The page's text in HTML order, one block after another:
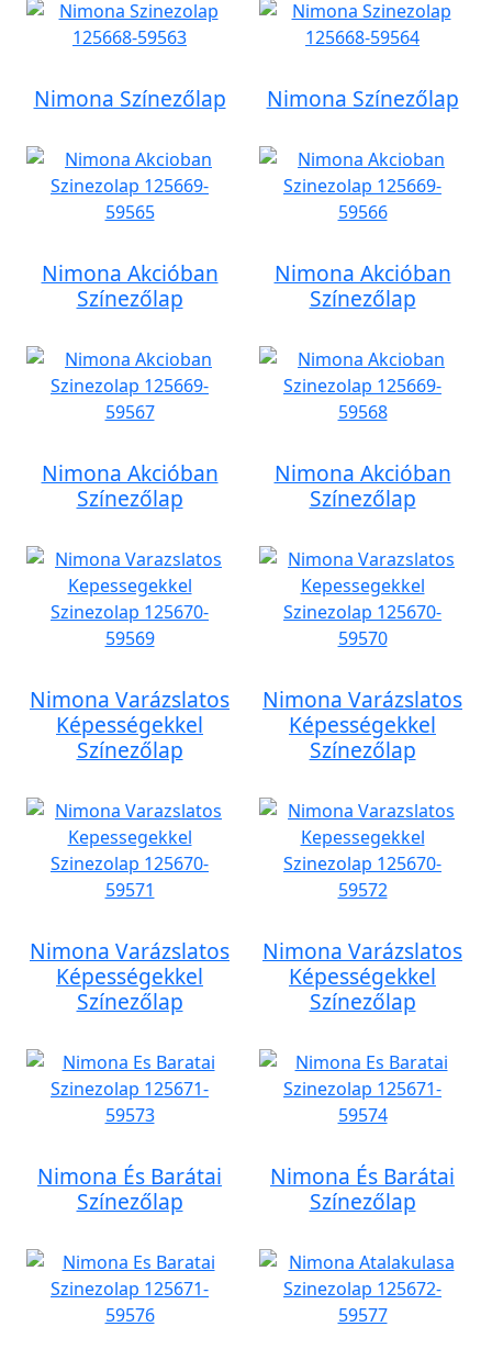
Nimona Színezőlap Nimona Színezőlap
Nimona Akcióban
Színezőlap
Nimona Akcióban
Színezőlap
Nimona Akcióban
Színezőlap
Nimona Akcióban
Színezőlap
Nimona Varázslatos
Képességekkel
Színezőlap
Nimona Varázslatos
Képességekkel
Színezőlap
Nimona Varázslatos
Képességekkel
Színezőlap
Nimona Varázslatos
Képességekkel
Színezőlap
Nimona És Barátai
Színezőlap
Nimona És Barátai
Színezőlap